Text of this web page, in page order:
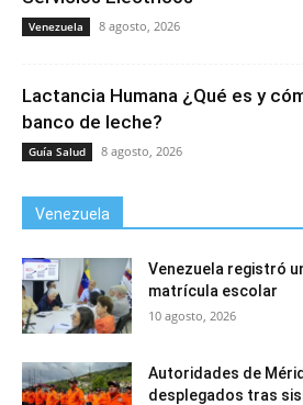
Venezuela 8 agosto, 2026
Lactancia Humana ¿Qué es y
banco de leche?
Guía Salud 8 agosto, 2026
Venezuela
Venezuela registró
matrícula escolar
10 agosto, 2026
Autoridades de
desplegados tras